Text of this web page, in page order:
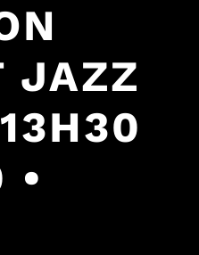
JAZZ
•